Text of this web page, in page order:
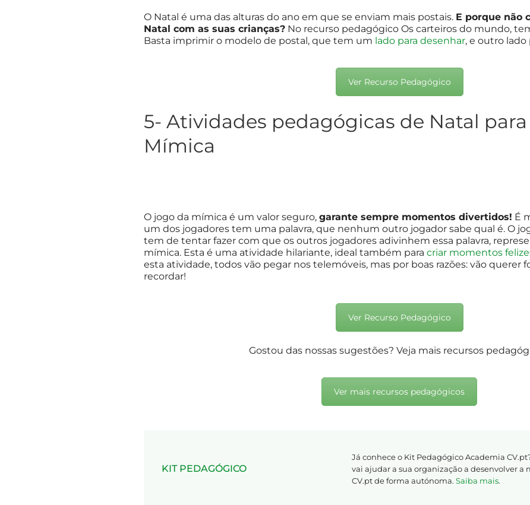
O Natal é uma das alturas do ano em que se enviam mais postais. E porque não
Natal com as suas crianças? No recurso pedagógico Os carteiros do mundo,
Basta imprimir o modelo de postal, que tem um lado para desenhar, e outro lado
Ver Recurso Pedagógico
5- Atividades pedagógicas de Natal
Mímica
O jogo da mímica é um valor seguro, garante sempre momentos divertidos! É
um dos jogadores tem uma palavra, que nenhum outro jogador sabe qual é. O
tem de tentar fazer com que os outros jogadores adivinhem essa palavra,
mímica. Esta é uma atividade hilariante, ideal também para criar momentos
esta atividade, todos vão pegar nos telemóveis, mas por boas razões: vão querer
recordar!
Ver Recurso Pedagógico
Gostou das nossas sugestões? Veja mais recursos
Ver mais recursos pedagógicos
KIT PEDAGÓGICO
Já conhece o Kit Pedagógico Academia
vai ajudar a sua organização a desenvolver
CV.pt de forma autónoma. Saiba mais.